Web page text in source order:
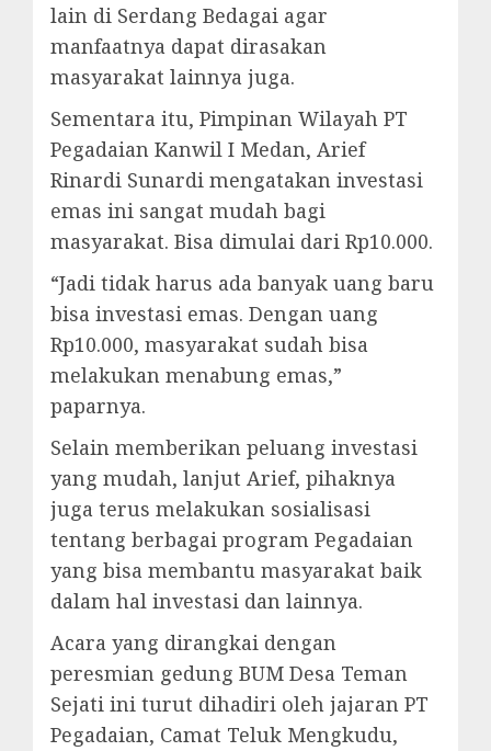
lain di Serdang Bedagai agar
manfaatnya dapat dirasakan
masyarakat lainnya juga.
Sementara itu, Pimpinan Wilayah PT
Pegadaian Kanwil I Medan, Arief
Rinardi Sunardi mengatakan investasi
emas ini sangat mudah bagi
masyarakat. Bisa dimulai dari Rp10.000.
“Jadi tidak harus ada banyak uang baru
bisa investasi emas. Dengan uang
Rp10.000, masyarakat sudah bisa
melakukan menabung emas,”
paparnya.
Selain memberikan peluang investasi
yang mudah, lanjut Arief, pihaknya
juga terus melakukan sosialisasi
tentang berbagai program Pegadaian
yang bisa membantu masyarakat baik
dalam hal investasi dan lainnya.
Acara yang dirangkai dengan
peresmian gedung BUM Desa Teman
Sejati ini turut dihadiri oleh jajaran PT
Pegadaian, Camat Teluk Mengkudu,